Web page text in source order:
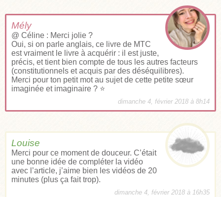
Mély
@ Céline : Merci jolie ?
Oui, si on parle anglais, ce livre de MTC
est vraiment le livre à acquérir : il est juste,
précis, et tient bien compte de tous les autres facteurs
(constitutionnels et acquis par des déséquilibres).
Merci pour ton petit mot au sujet de cette petite sœur
imaginée et imaginaire ? ⭐
dimanche 4, février 2018 à 8h14
Louise
Merci pour ce moment de douceur. C’était
une bonne idée de compléter la vidéo
avec l’article, j’aime bien les vidéos de 20
minutes (plus ça fait trop).
dimanche 4, février 2018 à 16h35